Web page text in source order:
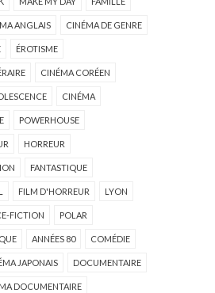
ANGLAIS CINÉMA DE GENRE
ÉROTISME
CINÉMA CORÉEN
CINÉMA
POWERHOUSE
HORREUR
FANTASTIQUE
FILM D'HORREUR LYON
FICTION POLAR
ANNÉES 80 COMÉDIE
JAPONAIS DOCUMENTAIRE
DOCUMENTAIRE